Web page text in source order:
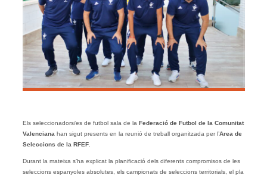
Els seleccionadors/es de futbol sala de la Federació de Futbol de la Comunitat
Valenciana han sigut presents en la reunió de treball organitzada per l’Area de
Seleccions de la RFEF.
Durant la mateixa s’ha explicat la planificació dels diferents compromisos de les
seleccions espanyoles absolutes, els campionats de seleccions territorials, el pla